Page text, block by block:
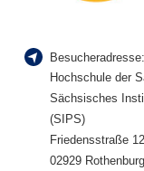
Besucheradresse:
Hochschule der
Sächsisches
(SIPS)
Friedensstraße
02929